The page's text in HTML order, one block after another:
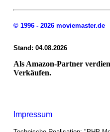
© 1996 - 2026 moviemaster.de
Stand: 04.08.2026
Als Amazon-Partner
Verkäufen.
Impressum